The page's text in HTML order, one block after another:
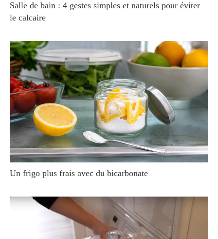
Salle de bain : 4 gestes simples et naturels pour éviter
le calcaire
Un frigo plus frais avec du bicarbonate